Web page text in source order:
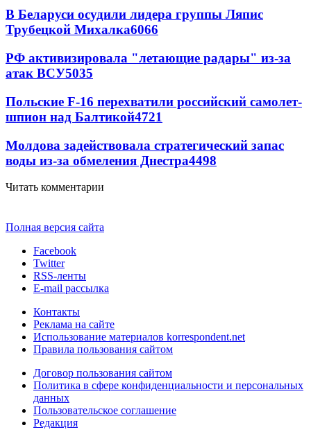
В Беларуси осудили лидера группы Ляпис
Трубецкой Михалка6066
РФ активизировала "летающие радары" из-за
атак ВСУ5035
Польские F-16 перехватили российский самолет-
шпион над Балтикой4721
Молдова задействовала стратегический запас
воды из-за обмеления Днестра4498
Читать комментарии
Полная версия сайта
Facebook
Twitter
RSS-ленты
E-mail рассылка
Контакты
Реклама на сайте
Использование материалов korrespondent.net
Правила пользования сайтом
Договор пользования сайтом
Политика в сфере конфиденциальности и персональных
данных
Пользовательское соглашение
Редакция